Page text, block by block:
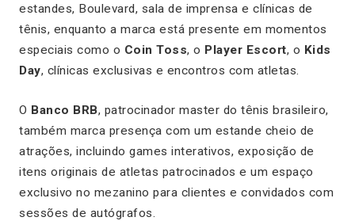
estandes, Boulevard, sala de imprensa e clínicas de
tênis, enquanto a marca está presente em momentos
especiais como o Coin Toss, o Player Escort, o Kids
Day, clínicas exclusivas e encontros com atletas.
O Banco BRB, patrocinador master do tênis brasileiro,
também marca presença com um estande cheio de
atrações, incluindo games interativos, exposição de
itens originais de atletas patrocinados e um espaço
exclusivo no mezanino para clientes e convidados com
sessões de autógrafos.